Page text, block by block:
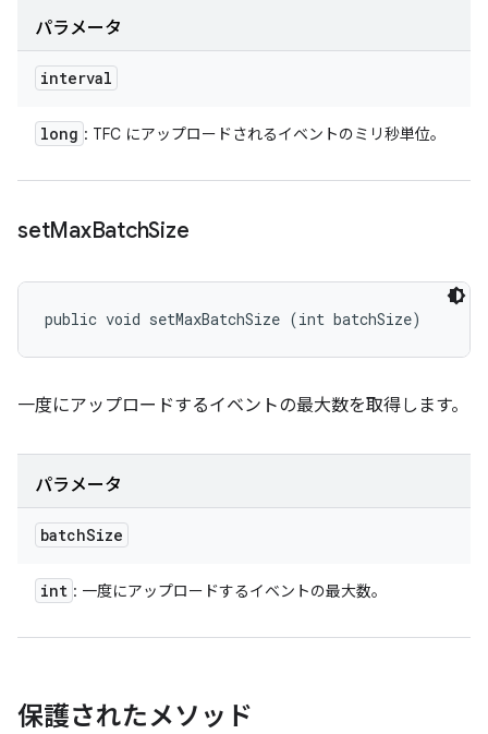
パラメータ
interval
long : TFC にアップロードされるイベントのミリ秒単位。
setMaxBatchSize
public void setMaxBatchSize (int batchSize)
一度にアップロードするイベントの最大数を取得します。
パラメータ
batchSize
int : 一度にアップロードするイベントの最大数。
保護されたメソッド